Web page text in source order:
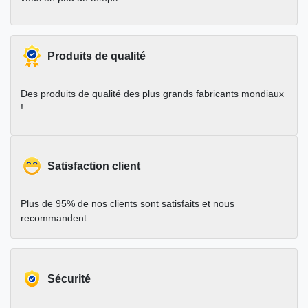
Produits de qualité
Des produits de qualité des plus grands fabricants mondiaux
!
Satisfaction client
Plus de 95% de nos clients sont satisfaits et nous
recommandent.
Sécurité